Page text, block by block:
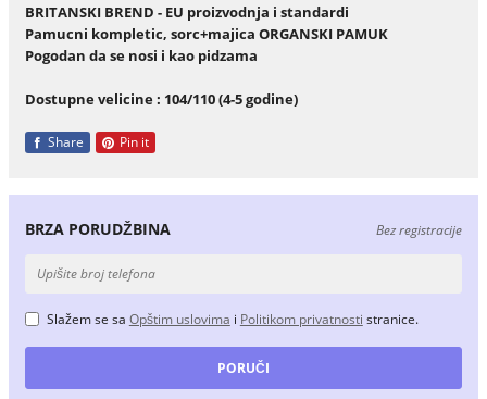
BRITANSKI BREND - EU proizvodnja i standardi
Pamucni kompletic, sorc+majica ORGANSKI PAMUK
Pogodan da se nosi i kao pidzama
Dostupne velicine : 104/110 (4-5 godine)
Share Pin it
BRZA PORUDŽBINA Bez registracije
Slažem se sa Opštim uslovima i Politikom privatnosti stranice.